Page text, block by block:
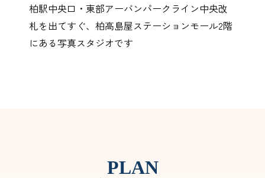
柏駅中央口・東部アーバンパークライン中央改
札を出てすぐ、柏高島屋ステーションモール2階
にある写真スタジオです
PLAN